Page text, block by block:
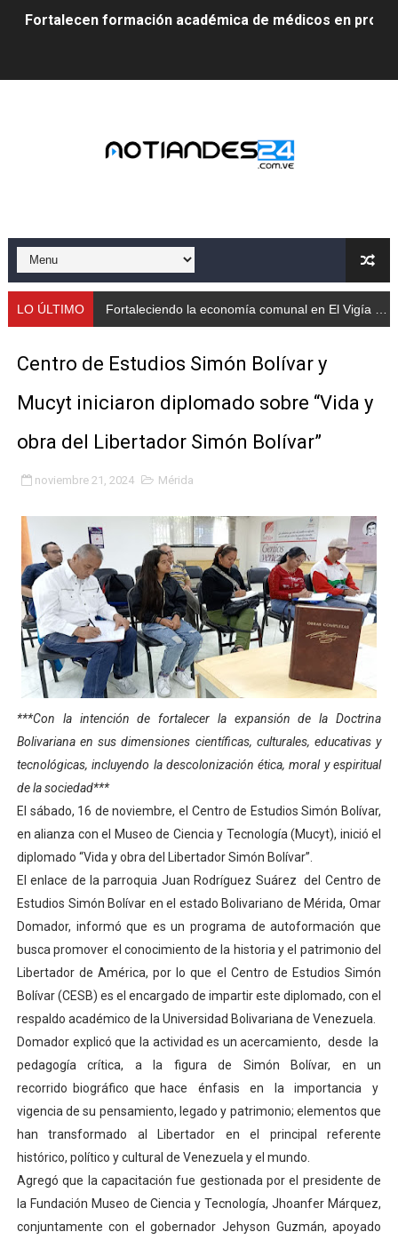
Fortalecen formación académica de médicos en
Fundecem inició con éxito el taller vacacional de
Iniciación al yoga reúne a diversos clubes deportivos
Mincomunas impulsa el autogobierno en Mérida con
Gobernación de Mérida realizó jornada socialista en
Inicia el Plan Cultura Vacacional 2026 en el estado
Recreación y formación fortalecen la integración
Club "Rápidos de Zea" brilló en el Primer Festival de
84 estudiantes celebraron su graduación en el
Cmdnna lleva esperanza y atención a casas de abrigo
Comunas de Obispo Ramos de Lora avanzan hacia el
Arrancó Plan Vacacional Comunitario Venezuela
Plan Vacacional Venezuela Renace 2026 arrancó con
Venezuela Renace 2026 lleva sonrisas y prevención a
Mérida impulsa el mapa de conocimientos con
Complejo Educativo Talento Deportivo lanza Plan
Arnaldo Sánchez reinaugura Parque Recreacional
Corposalud inició talleres para aspirantes al curso de
LO ÚLTIMO Fortaleciendo la economía comunal en El Vigía con microcréditos a emprendedores y productor
Centro de Estudios Simón Bolívar y
Mucyt iniciaron diplomado sobre “Vida y
obra del Libertador Simón Bolívar”
noviembre 21, 2024 Mérida
***Con la intención de fortalecer la expansión de la Doctrina
Bolivariana en sus dimensiones científicas, culturales, educativas y
tecnológicas, incluyendo la descolonización ética, moral y espiritual
de la sociedad***
El sábado, 16 de noviembre, el Centro de Estudios Simón Bolívar,
en alianza con el Museo de Ciencia y Tecnología (Mucyt), inició el
diplomado “Vida y obra del Libertador Simón Bolívar”.
El enlace de la parroquia Juan Rodríguez Suárez del Centro de
Estudios Simón Bolívar en el estado Bolivariano de Mérida, Omar
Domador, informó que es un programa de autoformación que
busca promover el conocimiento de la historia y el patrimonio del
Libertador de América, por lo que el Centro de Estudios Simón
Bolívar (CESB) es el encargado de impartir este diplomado, con el
respaldo académico de la Universidad Bolivariana de Venezuela.
Domador explicó que la actividad es un acercamiento, desde la
pedagogía crítica, a la figura de Simón Bolívar, en un
recorrido biográfico que hace énfasis en la importancia y
vigencia de su pensamiento, legado y patrimonio; elementos que
han transformado al Libertador en el principal referente
histórico, político y cultural de Venezuela y el mundo.
Agregó que la capacitación fue gestionada por el presidente de
la Fundación Museo de Ciencia y Tecnología, Jhoanfer Márquez,
conjuntamente con el gobernador Jehyson Guzmán, apoyado